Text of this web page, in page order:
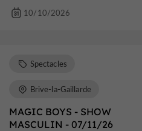
10/10/2026
MAGIC BOYS - SHOW
MASCULIN - 07/11/26
Spectacles
Brive-la-Gaillarde